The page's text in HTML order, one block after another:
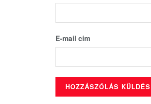
E-mail cím